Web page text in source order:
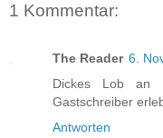
1 Kommentar:
The Reader 6.
Dickes Lob an
Gastschreiber
Antworten